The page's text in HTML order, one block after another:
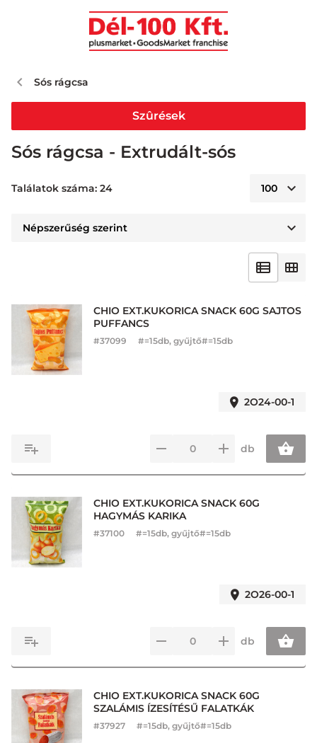
Sós rágcsa
Sós rágcsa - Extrudált-sós
Találatok száma: 24
CHIO EXT.KUKORICA SNACK 60G SAJTOS
PUFFANCS
#37099 #=15db, gyűjtő#=15db
2O24-00-1
db
CHIO EXT.KUKORICA SNACK 60G
HAGYMÁS KARIKA
#37100 #=15db, gyűjtő#=15db
2O26-00-1
db
CHIO EXT.KUKORICA SNACK 60G
SZALÁMIS ÍZESÍTÉSŰ FALATKÁK
#37927 #=15db, gyűjtő#=15db
Szûrések